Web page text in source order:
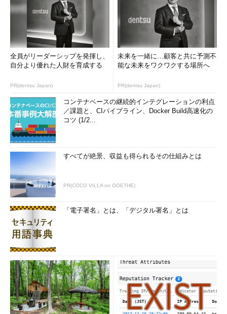
また、見積書に記載されていたライセンスが実際には納品され
ていなかったり、PCと一緒にリースした媒体の保管をリース会
社に委託しておいたところ、一部を残して廃棄されていたりした
ケースもあります。
こうしたことは、導入や運用保守を担うアウトソース先の企業
的にアウトソーシング先に責任を転嫁することは可能かもしれま
せんが、著作権者から見れば、一義的にはソフトウェアの利用者
がその契約相手であり、その立場を移転することはできません。
管理をアウトソースしていたとしても、そのアウトソーシング先
の作業の方法・結果も含め、適切に検証をする仕組みを持つこと
が大切だということです。
まとめ
以上、監査の内容と注意点についてお伝えしてきましたが、最
後に、監査の報告ポイントをまとめておきます。
図2 監査の報告ポイント
全員がリーダーシップを発揮し、
自分より優れた人財を育成する
PR(dentsu Japan)
未来を一緒に…顧客と共に予測不
能な未来をワクワクする場所へ
PR(dentsu Japan)
コンテナベースの継続的インテグレーションの利点
／課題と、CIパイプライン、Docker Build高速化の
コツ (1/2...
すべてが絶景、収益も得られるその仕組みとは
PR(COCO VILLA on GOETHE)
「電子署名」とは、「デジタル署名」とは